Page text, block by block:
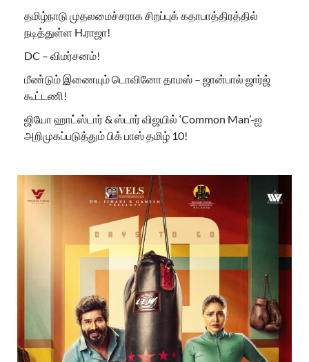
தமிழ்நாடு முதலமைச்சராக சிறப்புக் கதாபாத்திரத்தில்
நடித்துள்ள H.ராஜா!
DC – விமர்சனம்!
மீண்டும் இணையும் டொவினோ தாமஸ் – ஜான்பால் ஜார்ஜ்
கூட்டணி!
ஜியோ ஹாட்ஸ்டார் & ஸ்டார் விஜயில் ‘Common Man’-ஐ
அறிமுகப்படுத்தும் பிக் பாஸ் தமிழ் 10!